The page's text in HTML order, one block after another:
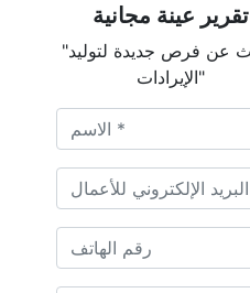
تقرير عينة مجانية
"البحث عن فرص جديدة لتوليد
الإيرادات"